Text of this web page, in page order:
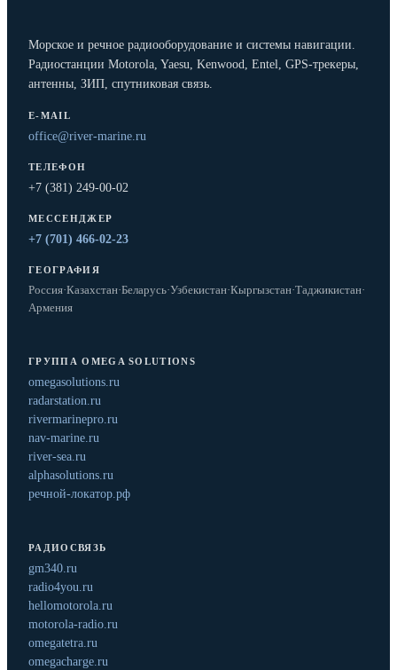
Морское и речное радиооборудование и системы навигации.
Радиостанции Motorola, Yaesu, Kenwood, Entel, GPS-трекеры,
антенны, ЗИП, спутниковая связь.
E-MAIL
office@river-marine.ru
ТЕЛЕФОН
+7 (381) 249-00-02
МЕССЕНДЖЕР
+7 (701) 466-02-23
ГЕОГРАФИЯ
Россия·Казахстан·Беларусь·Узбекистан·Кыргызстан·Таджикистан·
Армения
ГРУППА OMEGA SOLUTIONS
omegasolutions.ru
radarstation.ru
rivermarinepro.ru
nav-marine.ru
river-sea.ru
alphasolutions.ru
речной-локатор.рф
РАДИОСВЯЗЬ
gm340.ru
radio4you.ru
hellomotorola.ru
motorola-radio.ru
omegatetra.ru
omegacharge.ru